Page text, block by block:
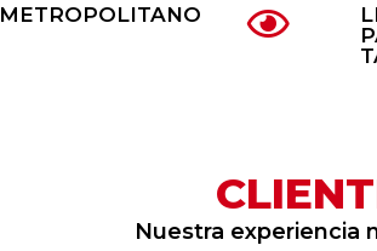
METROPOLITANO
Nuestra experiencia